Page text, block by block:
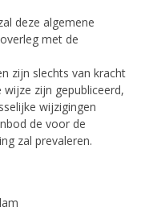
deze algemene
met de
zijn slechts van kracht
zijn gepubliceerd,
wijzigingen
de voor de
zal prevaleren.